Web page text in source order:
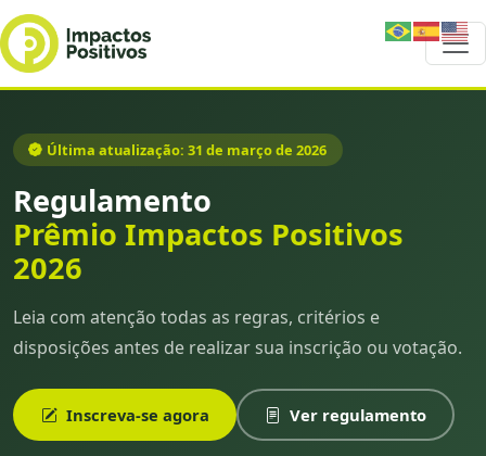
Última atualização: 31 de março de 2026
Regulamento
Prêmio Impactos Positivos
2026
Leia com atenção todas as regras, critérios e
disposições antes de realizar sua inscrição ou votação.
Inscreva-se agora Ver regulamento